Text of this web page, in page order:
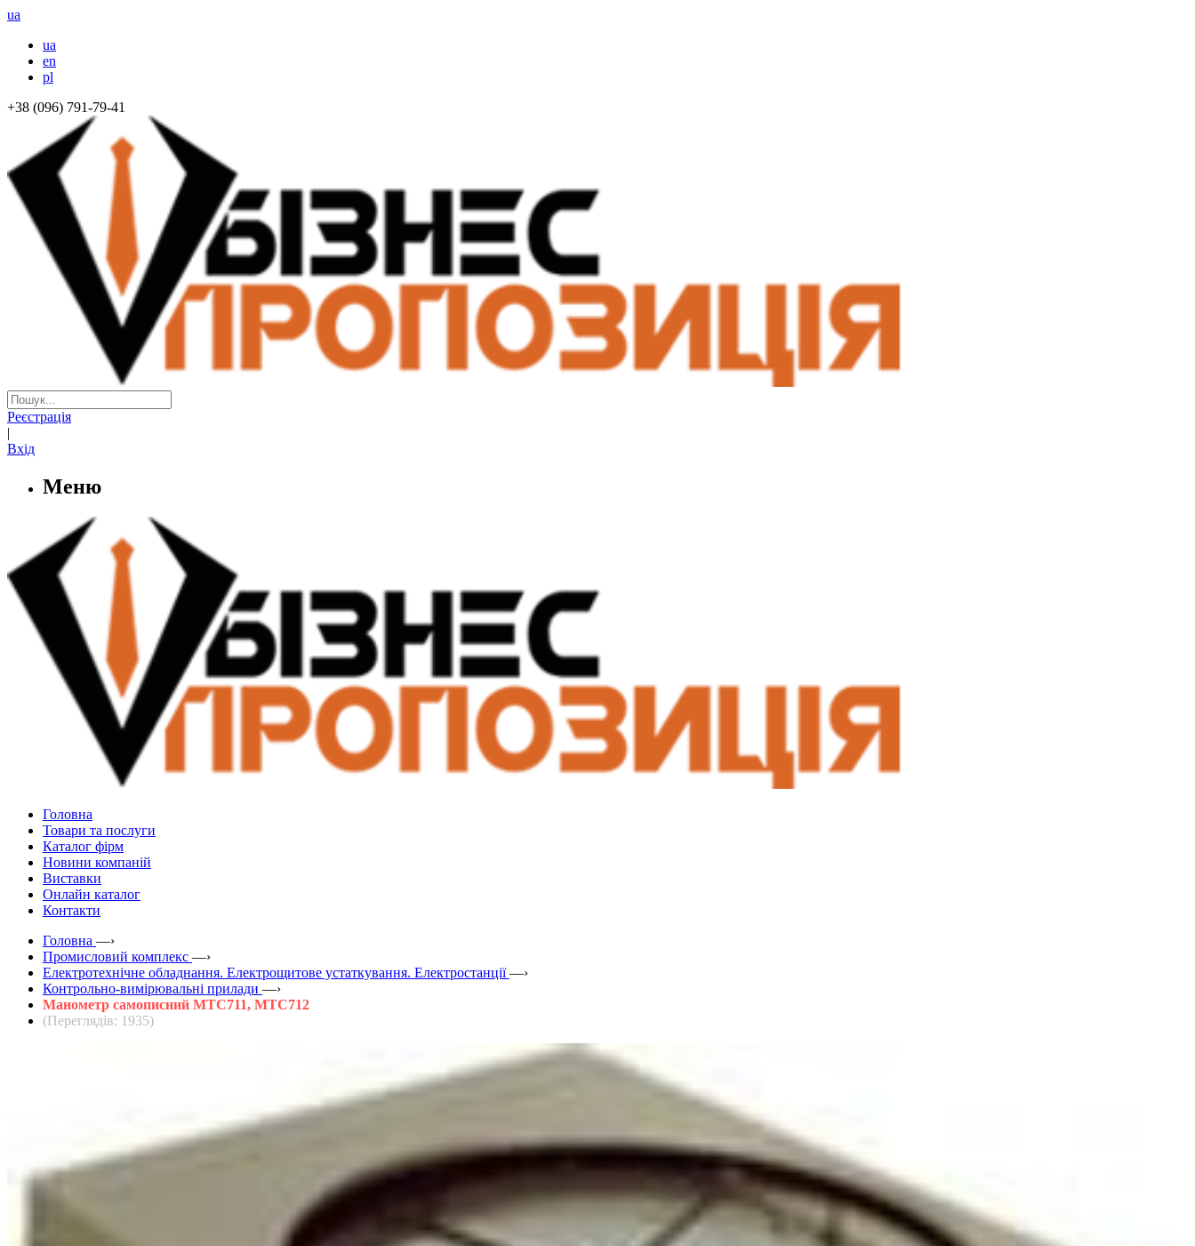
ua
ua
en
pl
+38 (096) 791-79-41
Реєстрація
|
Вхід
Меню
Головна
Товари та послуги
Каталог фірм
Новини компаній
Виставки
Онлайн каталог
Контакти
Головна —›
Промисловий комплекс —›
Електротехнічне обладнання. Електрощитове устаткування. Електростанції —›
Контрольно-вимірювальні прилади —›
Манометр самописний МТС711, МТС712
(Переглядів: 1935)